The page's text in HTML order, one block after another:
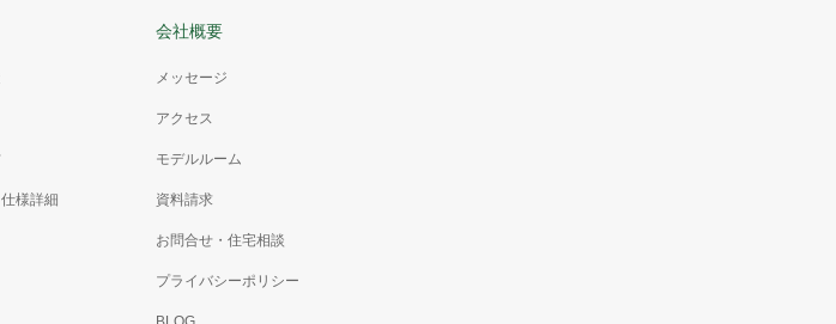
様詳細
会社概要
メッセージ
アクセス
モデルルーム
資料請求
お問合せ・住宅相談
プライバシーポリシー